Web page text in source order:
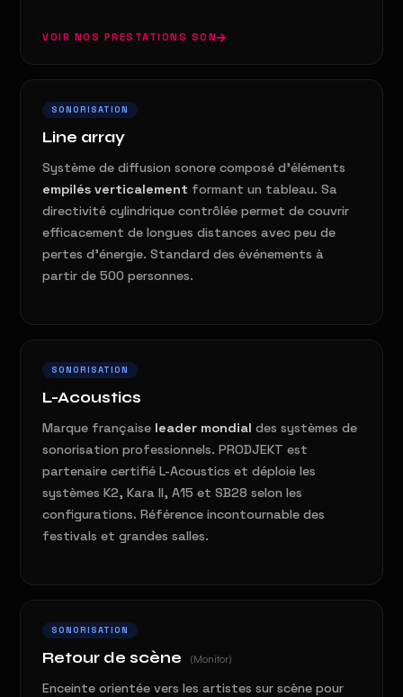
VOIR NOS PRESTATIONS SON
SONORISATION
Line array
Système de diffusion sonore composé d'éléments
empilés verticalement formant un tableau. Sa
directivité cylindrique contrôlée permet de couvrir
efficacement de longues distances avec peu de
pertes d'énergie. Standard des événements à
partir de 500 personnes.
SONORISATION
L-Acoustics
Marque française leader mondial des systèmes de
sonorisation professionnels. PRODJEKT est
partenaire certifié L-Acoustics et déploie les
systèmes K2, Kara II, A15 et SB28 selon les
configurations. Référence incontournable des
festivals et grandes salles.
SONORISATION
Retour de scène (Monitor)
Enceinte orientée vers les artistes sur scène pour